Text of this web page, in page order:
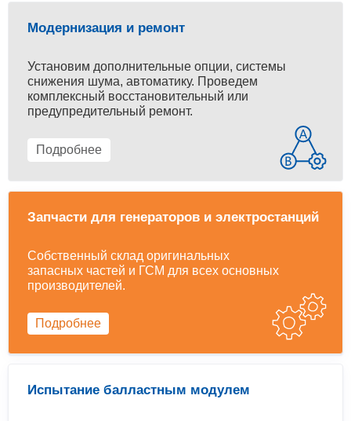
Модернизация и ремонт
Установим дополнительные опции, системы
снижения шума, автоматику. Проведем
комплексный восстановительный или
предупредительный ремонт.
Подробнее
Запчасти для генераторов и электростанций
Собственный склад оригинальных
запасных частей и ГСМ для всех основных
производителей.
Подробнее
Испытание балластным модулем